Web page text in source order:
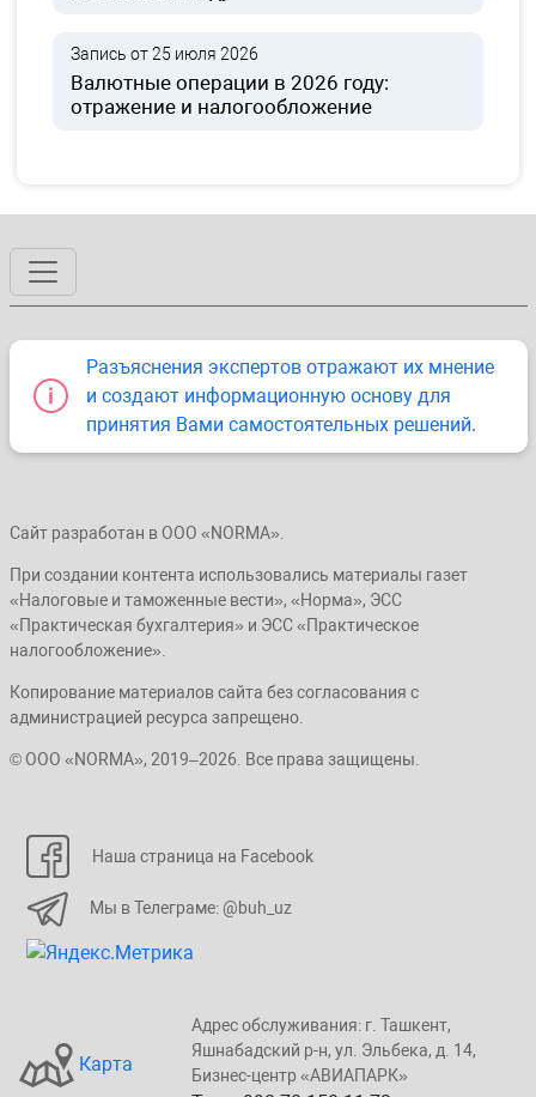
Запись от 25 июля 2026
Валютные операции в 2026 году:
отражение и налогообложение
Разъяснения экспертов отражают их мнение
и создают информационную основу для
принятия Вами самостоятельных решений.
Сайт разработан в ООО «NORMA».
При создании контента использовались материалы газет
«Налоговые и таможенные вести», «Норма», ЭСС
«Практическая бухгалтерия» и ЭСС «Практическое
налогообложение».
Копирование материалов сайта без согласования с
администрацией ресурса запрещено.
© ООО «NORMA», 2019–2026. Все права защищены.
Наша страница на Facebook
Мы в Телеграме: @buh_uz
Карта
Адрес обслуживания: г. Taшкент,
Яшнaбaдский p-н, yл. Эльбeка, д. 14,
Бизнеc-центp «ABИАПAPК»